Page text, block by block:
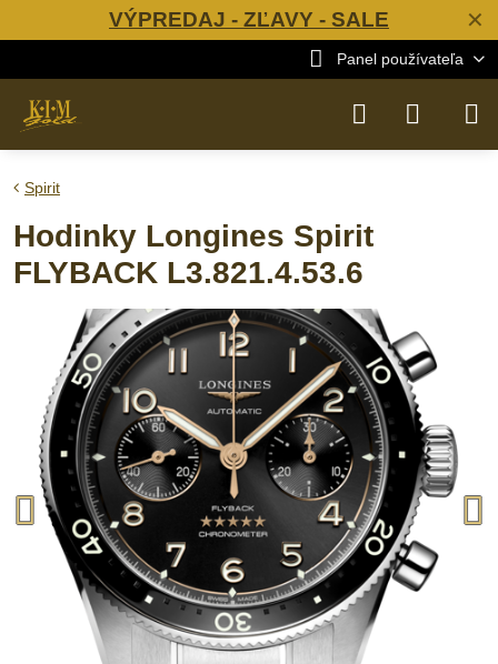
✕
VÝPREDAJ - ZĽAVY - SALE
Panel používateľa
Spirit
Hodinky Longines Spirit
FLYBACK L3.821.4.53.6